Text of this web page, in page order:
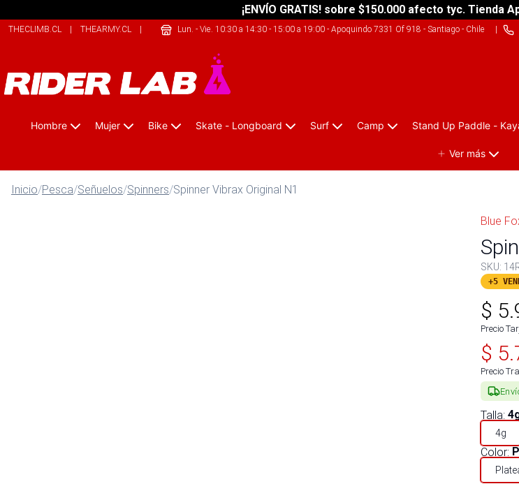
¡ENVÍO GRATIS! sobre $150.000 afecto tyc. Tienda
THECLIMB.CL | THEARMY.CL | SAFELIFE.CLLun. - Vie. 10:30 a 14:30 - 15:00 a 19:00- Apoquindo 7331 Of 918 - Santiago - Chile|
Hombre Mujer Bike Skate - Longboard Surf Camp Stand Up Paddle -
Ver más
Inicio/Pesca/Señuelos/Spinners/Spinner Vibrax Original N1
Blue
SKU:
+5
$
Precio
$
Precio
Talla:
4g
Color: